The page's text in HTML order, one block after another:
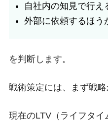
自社内の知見で行え
外部に依頼するほう
を判断します。
戦術策定には、まず戦略
現在のLTV（ライフタ